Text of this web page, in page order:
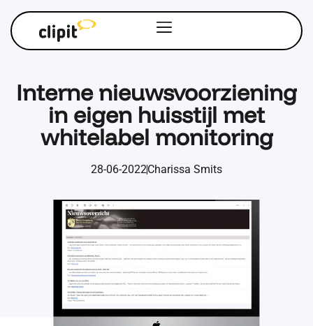
Interne nieuwsvoorziening
in eigen huisstijl met
whitelabel monitoring
28-06-2022Charissa Smits